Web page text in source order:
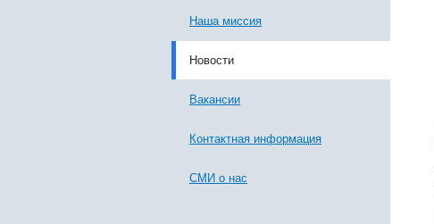
Наша миссия
Новости
Вакансии
Контактная информация
СМИ о нас